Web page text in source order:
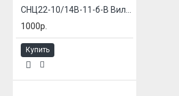
1000р.
Купить